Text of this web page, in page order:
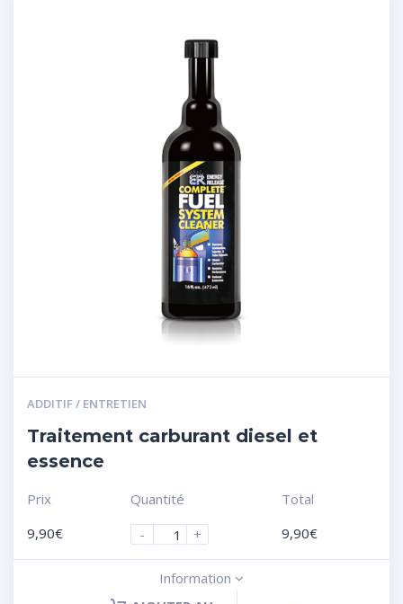
ADDITIF / ENTRETIEN
Traitement carburant diesel et
essence
Prix
9,90€
Quantité
-
+
Total
9,90€
Information